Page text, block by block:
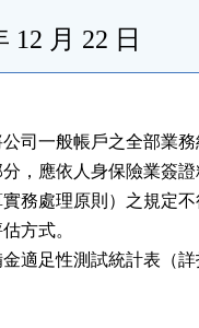
12 月 22 日
司一般帳戶之全部業
分，應依人身保險業簽
實務處理原則）之規定
方式。
金適足性測試統計表（